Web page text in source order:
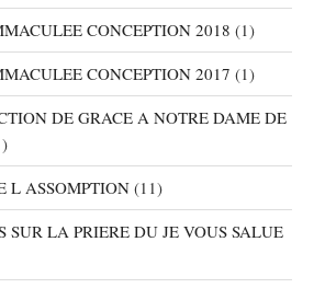
CONCEPTION 2018 (1)
CONCEPTION 2017 (1)
DE GRACE A NOTRE DAME DE
L ASSOMPTION (11)
SUR LA PRIERE DU JE VOUS SALUE